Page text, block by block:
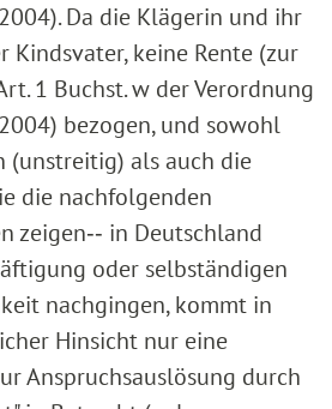
Da die Klägerin und ihr
Kindsvater, keine Rente (zur
1 Buchst. w der Verordnung
bezogen, und sowohl
(unstreitig) als auch die
die nachfolgenden
zeigen‑‑ in Deutschland
oder selbständigen
nachgingen, kommt in
Hinsicht nur eine
Anspruchsauslösung durch